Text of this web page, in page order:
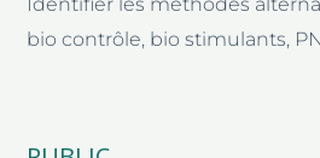
bio contrôle, bio stimulants,